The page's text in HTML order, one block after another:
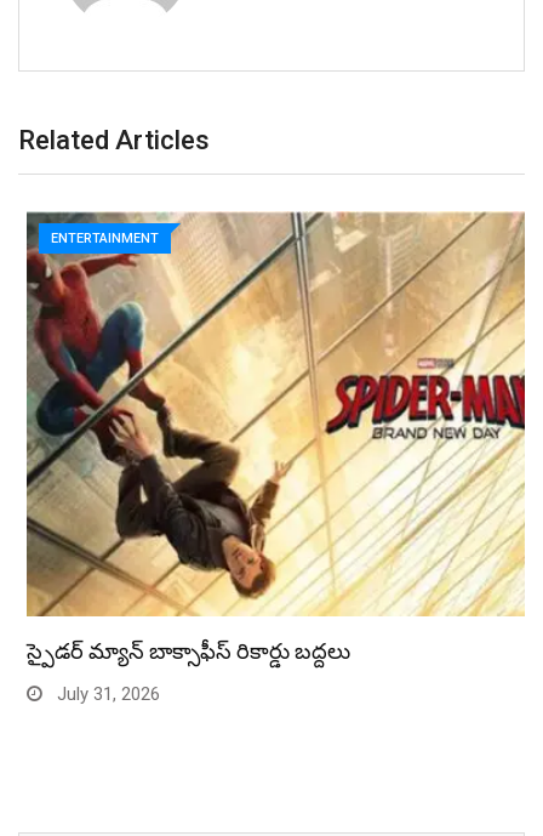
Related Articles
ENTERTAINMENT
స్పైడర్ మ్యాన్ బాక్సాఫీస్ రికార్డు బద్దలు
July 31, 2026